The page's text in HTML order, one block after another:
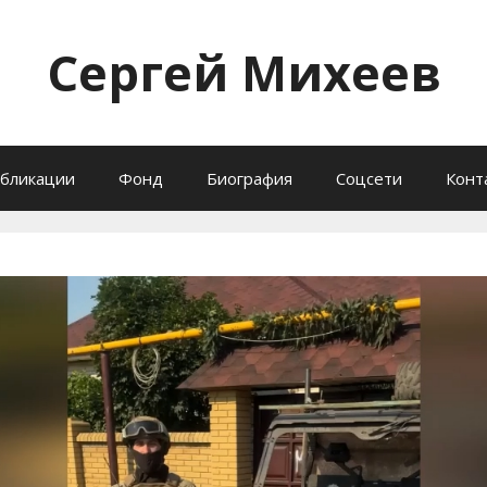
Сергей Михеев
Фонд Биография Соцсети